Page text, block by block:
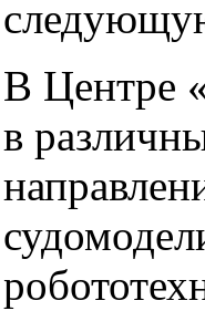
В Центре
в